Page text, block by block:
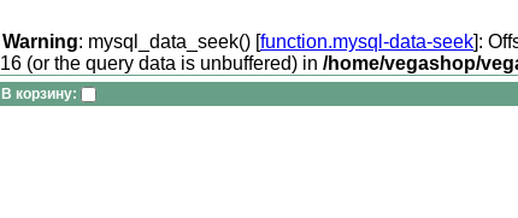
Warning: mysql_data_seek() [function.mysql-data-seek]:
16 (or the query data is unbuffered) in /home/vegashop/
В корзину: